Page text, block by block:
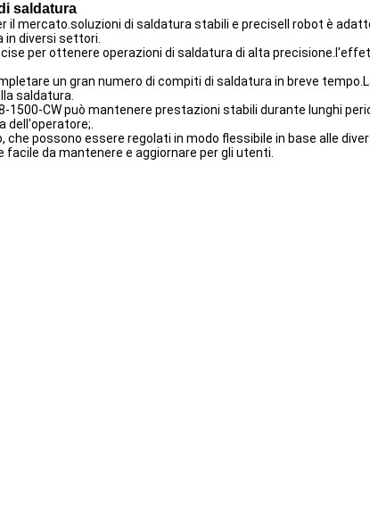
saldatura
il mercato.soluzioni di saldatura stabili e preciseIl robot è
diversi settori.
per ottenere operazioni di saldatura di alta
un gran numero di compiti di saldatura in breve
saldatura.
CW può mantenere prestazioni stabili durante lunghi
dell'operatore;.
possono essere regolati in modo flessibile in base alle
da mantenere e aggiornare per gli utenti.